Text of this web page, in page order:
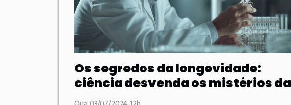
Os segredos da longevidade:
ciência desvenda os mistérios da
vida longa